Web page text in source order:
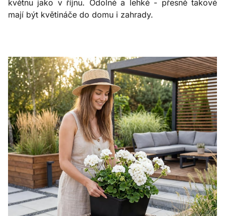
květnu jako v říjnu. Odolné a lehké - přesně takové
mají být květináče do domu i zahrady.